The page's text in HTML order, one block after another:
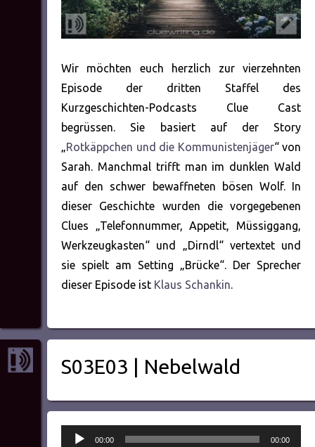
Wir möchten euch herzlich zur vierzehnten
Episode der dritten Staffel des
Kurzgeschichten-Podcasts Clue Cast
begrüssen. Sie basiert auf der Story
Rotkäppchen und die Kommunistenjäger“ von
Sarah. Manchmal trifft man im dunklen Wald
auf den schwer bewaffneten bösen Wolf. In
dieser Geschichte wurden die vorgegebenen
Clues „Telefonnummer, Appetit, Müssiggang,
Werkzeugkasten“ und „Dirndl“ vertextet und
sie spielt am Setting „Brücke“. Der Sprecher
dieser Episode ist Klaus Schankin
S03E03 | Nebelwald
Audio-00:00 00:00